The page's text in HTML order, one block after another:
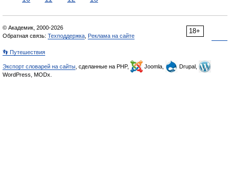
18+
© Академик, 2000-2026
Обратная связь: Техподдержка Реклама на сайте
👣 Путешествия
Экспорт словарей на сайты , сделанные на PHP, Joomla,
Drupal,
WordPress, MODx.